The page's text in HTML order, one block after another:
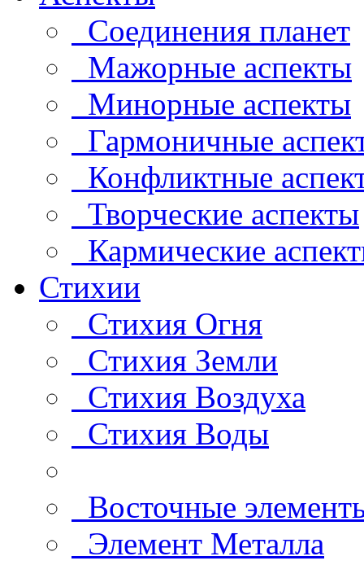
Соединения планет
Мажорные аспекты
Минорные аспекты
Гармоничные
Конфликтные
Творческие аспекты
Кармические
Стихии
Стихия Огня
Стихия Земли
Стихия Воздуха
Стихия Воды
Восточные
Элемент Металла